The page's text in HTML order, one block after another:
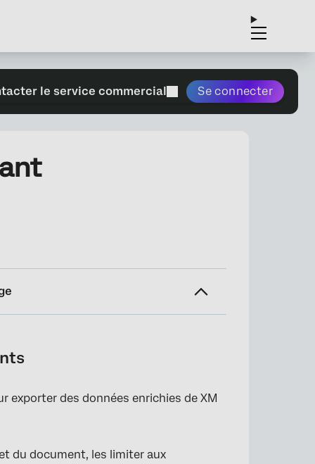
le service commercial Se connecter
exporter des données enrichies de XM
du document, les limiter aux